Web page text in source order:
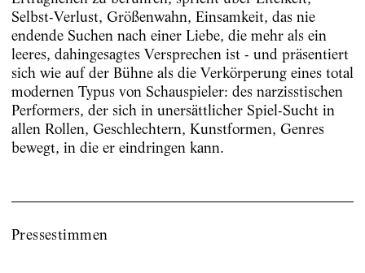
Selbst-Verlust, Größenwahn, Einsamkeit, das nie
endende Suchen nach einer Liebe, die mehr als ein
leeres, dahingesagtes Versprechen ist - und präsentiert
sich wie auf der Bühne als die Verkörperung eines total
modernen Typus von Schauspieler: des narzisstischen
Performers, der sich in unersättlicher Spiel-Sucht in
allen Rollen, Geschlechtern, Kunstformen, Genres
bewegt, in die er eindringen kann.
Pressestimmen